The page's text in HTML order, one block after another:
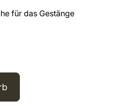
für das Gestänge